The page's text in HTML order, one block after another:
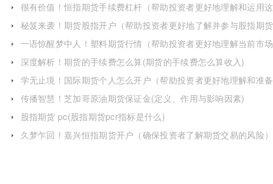
很有价值！恒指期货手续费杠杆（帮助投资者更好地理解和运用这
一工具）
秘笈来袭！期货股指开户（帮助投资者更好地了解并参与股指期货
交易）
一语惊醒梦中人！塑料期货行情（帮助投资者更好地理解当前市场
动态并做出明智的投资决策）
深度解析！期货的手续费怎么算(期货的手续费怎么算收入)
学无止境！国际期货个人怎么开户（帮助投资者更好地理解和准备
这一过程）
传播智慧！芝加哥原油期货保证金(定义、作用与影响因素)
股指期货 pc(股指期货pcr指标是什么)
久梦乍回！嘉兴恒指期货开户（确保投资者了解期货交易的风险）